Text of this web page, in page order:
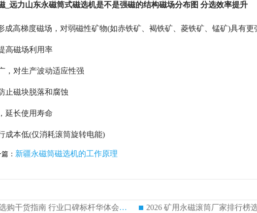
_远力山东永磁筒式磁选机是不是强磁的结构磁场分布图 分选效率提升
成高梯度磁场，对弱磁性矿物(如赤铁矿、褐铁矿、菱铁矿、锰矿)具有更
高磁场利用率
，对生产波动适应性强
止磁块脱落和腐蚀
延长使用寿命
成本低(仅消耗滚筒旋转电能)
： 新疆永磁筒磁选机的工作原理
2026 矿用永磁滚筒厂家排行榜选购干货指南 行业口碑标杆华体会手机网页版-华体会(中国) 实力出众